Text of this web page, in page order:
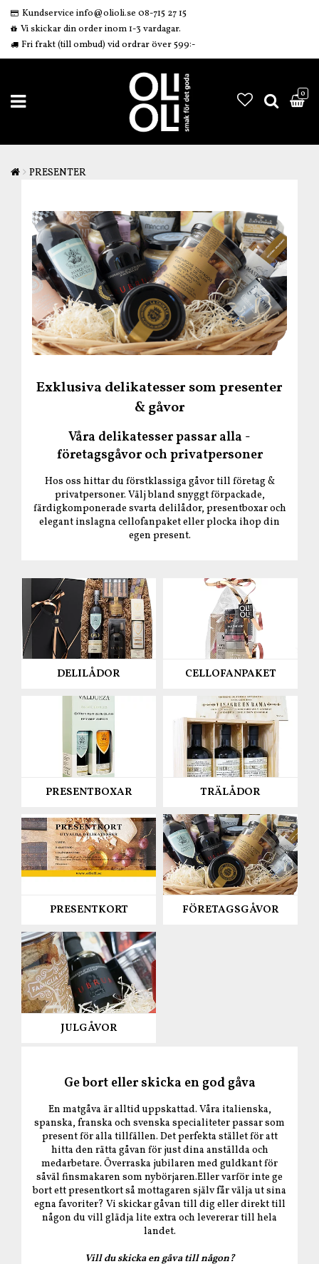
Kundservice info@olioli.se 08-715 27 15
Vi skickar din order inom 1-3 vardagar.
Fri frakt (till ombud) vid ordrar över 599:-
0
PRESENTER
Exklusiva delikatesser som presenter
& gåvor
Våra delikatesser passar alla -
företagsgåvor och privatpersoner
Hos oss hittar du förstklassiga gåvor till företag &
privatpersoner. Välj bland snyggt förpackade,
färdigkomponerade svarta delilådor, presentboxar och
elegant inslagna cellofanpaket eller plocka ihop din
egen present.
DELILÅDOR CELLOFANPAKET
PRESENTBOXAR TRÄLÅDOR
PRESENTKORT FÖRETAGSGÅVOR
JULGÅVOR
Ge bort eller skicka en god gåva
En matgåva är alltid uppskattad. Våra italienska,
spanska, franska och svenska specialiteter passar som
present för alla tillfällen. Det perfekta stället för att
hitta den rätta gåvan för just dina anställda och
medarbetare. Överraska jubilaren med guldkant för
såväl finsmakaren som nybörjaren.Eller varför inte ge
bort ett presentkort så mottagaren själv får välja ut sina
egna favoriter? Vi skickar gåvan till dig ellerdirekt till
någon du vill glädja lite extra och levererar till hela
landet.
Vill du skicka en gåva till någon?